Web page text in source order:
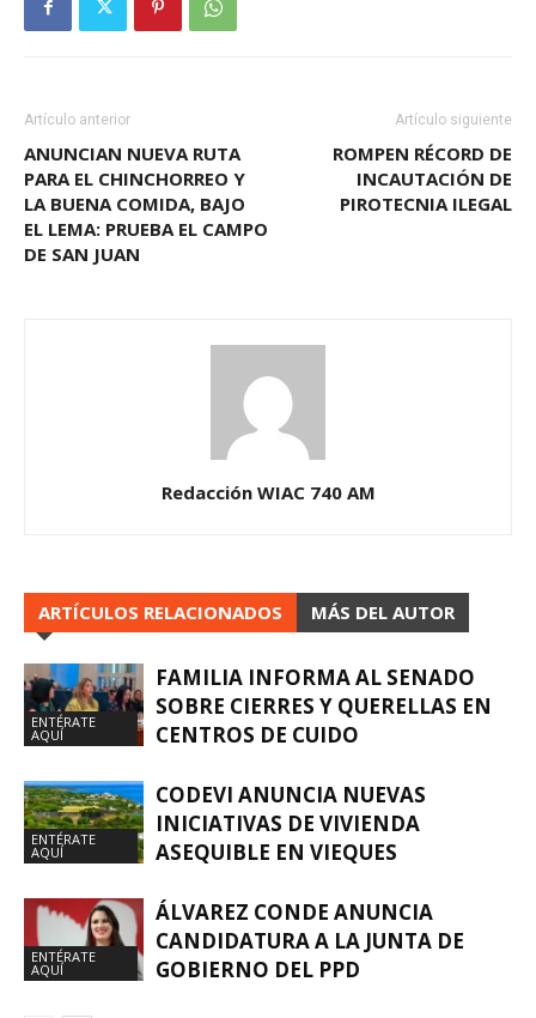
Artículo anterior
ANUNCIAN NUEVA RUTA
PARA EL CHINCHORREO Y
LA BUENA COMIDA, BAJO
EL LEMA: PRUEBA EL CAMPO
DE SAN JUAN
Artículo siguiente
ROMPEN RÉCORD DE
INCAUTACIÓN DE
PIROTECNIA ILEGAL
Redacción WIAC 740 AM
ARTÍCULOS RELACIONADOS MÁS DEL AUTOR
ENTÉRATE
AQUÍ
FAMILIA INFORMA AL SENADO
SOBRE CIERRES Y QUERELLAS EN
CENTROS DE CUIDO
ENTÉRATE
AQUÍ
CODEVI ANUNCIA NUEVAS
INICIATIVAS DE VIVIENDA
ASEQUIBLE EN VIEQUES
ENTÉRATE
AQUÍ
ÁLVAREZ CONDE ANUNCIA
CANDIDATURA A LA JUNTA DE
GOBIERNO DEL PPD